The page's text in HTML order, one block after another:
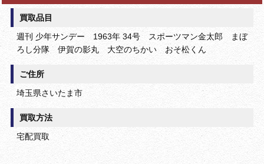
買取品目
週刊 少年サンデー 1963年 34号 スポーツマン金太郎 まぼ
ろし分隊 伊賀の影丸 大空のちかい おそ松くん
ご住所
埼玉県さいたま市
買取方法
宅配買取